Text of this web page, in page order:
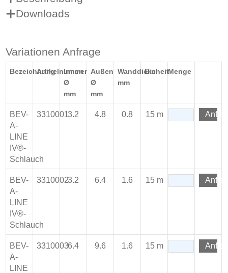
Downloads
Variationen Anfrage
BezeichnungArtikelnummer
Innen
Ø
mm
Außen
Ø
mm
Wanddicke
mm
EinheitMenge
BEV-
A-
LINE
IV®-
Schlauch
33100013.2 4.8 0.8 15 m
BEV-
A-
LINE
IV®-
Schlauch
33100023.2 6.4 1.6 15 m
BEV-
A-
LINE
33100036.4 9.6 1.6 15 m